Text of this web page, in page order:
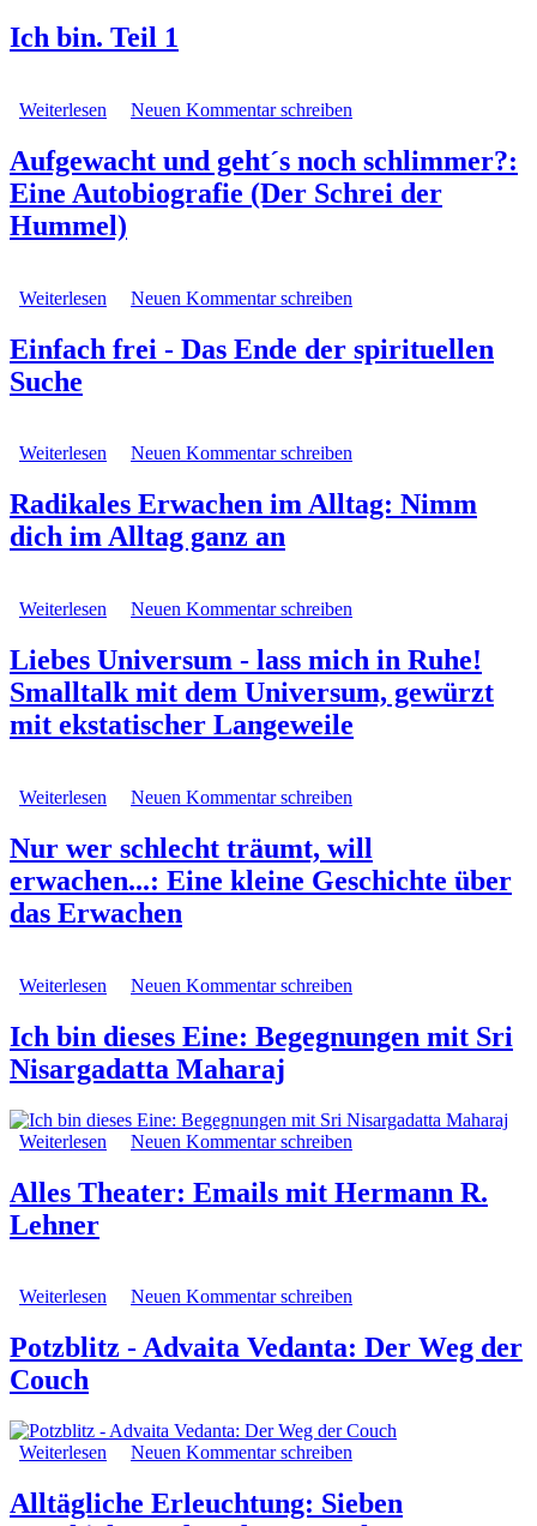
Ich bin. Teil 1
Weiterlesen über Ich bin. Teil 1
Neuen Kommentar schreiben
Aufgewacht und geht´s noch schlimmer?:
Eine Autobiografie (Der Schrei der
Hummel)
Weiterlesen über Aufgewacht und geht´s noch schlimmer?: Eine
Neuen Kommentar schreiben
Einfach frei - Das Ende der spirituellen
Suche
Weiterlesen über Einfach frei - Das Ende der spirituellen Suche
Neuen Kommentar schreiben
Radikales Erwachen im Alltag: Nimm
dich im Alltag ganz an
Weiterlesen über Radikales Erwachen im Alltag: Nimm dich im
Neuen Kommentar schreiben
Liebes Universum - lass mich in Ruhe!
Smalltalk mit dem Universum, gewürzt
mit ekstatischer Langeweile
Weiterlesen über Liebes Universum - lass mich in Ruhe! Smalltalk
Langeweile
Neuen Kommentar schreiben
Nur wer schlecht träumt, will
erwachen...: Eine kleine Geschichte über
das Erwachen
Weiterlesen über Nur wer schlecht träumt, will erwachen...: Eine
Neuen Kommentar schreiben
Ich bin dieses Eine: Begegnungen mit Sri
Nisargadatta Maharaj
Weiterlesen über Ich bin dieses Eine: Begegnungen mit Sri
Neuen Kommentar schreiben
Alles Theater: Emails mit Hermann R.
Lehner
Weiterlesen über Alles Theater: Emails mit Hermann R. Lehner
Neuen Kommentar schreiben
Potzblitz - Advaita Vedanta: Der Weg der
Couch
Weiterlesen über Potzblitz - Advaita Vedanta: Der Weg der Couch
Neuen Kommentar schreiben
Alltägliche Erleuchtung: Sieben